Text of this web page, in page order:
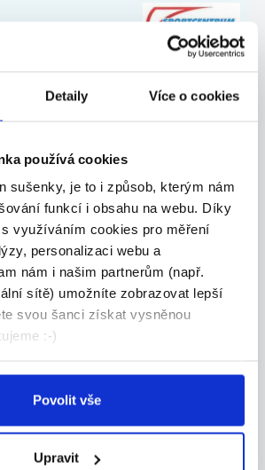
Detaily Více o cookies
používá cookies
sušenky, je to i způsob, kterým nám
funkcí i obsahu na webu. Díky
využíváním cookies pro měření
personalizaci webu a
nám i našim partnerům (např.
sítě) umožníte zobrazovat lepší
svou šanci získat vysněnou
:-)
Povolit vše
Upravit
DOPORUČUJEME
den Vykládka
čistého